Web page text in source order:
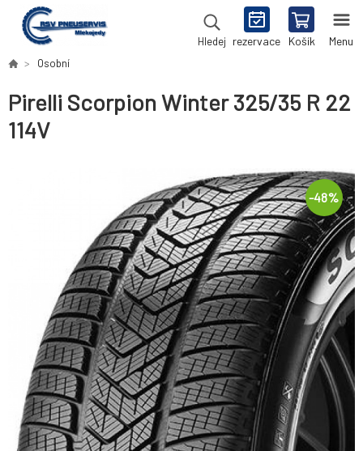
Hledej rezervace Košík Menu
Osobní
Pirelli Scorpion Winter 325/35 R 22
114V
-48%